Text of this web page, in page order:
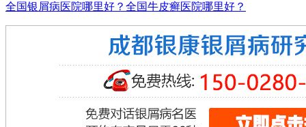
全国银屑病医院哪里好？全国牛皮癣医院哪里好？